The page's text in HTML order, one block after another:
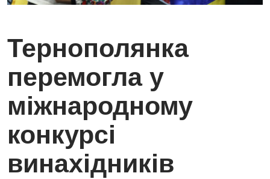
Тернополянка
перемогла у
міжнародному
конкурсі
винахідників